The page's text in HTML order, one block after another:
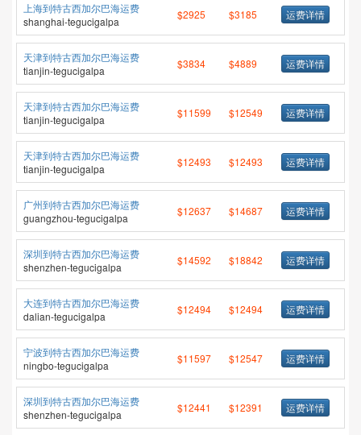
上海到特古西加尔巴海运费
shanghai-tegucigalpa
$2925 $3185 运费详情
天津到特古西加尔巴海运费
tianjin-tegucigalpa
$3834 $4889 运费详情
天津到特古西加尔巴海运费
tianjin-tegucigalpa
$11599 $12549 运费详情
天津到特古西加尔巴海运费
tianjin-tegucigalpa
$12493 $12493 运费详情
广州到特古西加尔巴海运费
guangzhou-tegucigalpa
$12637 $14687 运费详情
深圳到特古西加尔巴海运费
shenzhen-tegucigalpa
$14592 $18842 运费详情
大连到特古西加尔巴海运费
dalian-tegucigalpa
$12494 $12494 运费详情
宁波到特古西加尔巴海运费
ningbo-tegucigalpa
$11597 $12547 运费详情
深圳到特古西加尔巴海运费
shenzhen-tegucigalpa
$12441 $12391 运费详情